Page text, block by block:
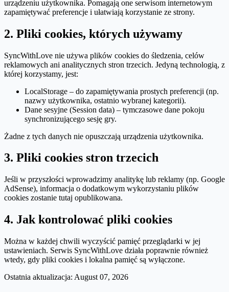
urządzeniu użytkownika. Pomagają one serwisom internetowym
zapamiętywać preferencje i ułatwiają korzystanie ze strony.
2. Pliki cookies, których używamy
SyncWithLove nie używa plików cookies do śledzenia, celów
reklamowych ani analitycznych stron trzecich. Jedyną technologią, z
której korzystamy, jest:
LocalStorage – do zapamiętywania prostych preferencji (np.
nazwy użytkownika, ostatnio wybranej kategorii).
Dane sesyjne (Session data) – tymczasowe dane pokoju
synchronizującego sesję gry.
Żadne z tych danych nie opuszczają urządzenia użytkownika.
3. Pliki cookies stron trzecich
Jeśli w przyszłości wprowadzimy analitykę lub reklamy (np. Google
AdSense), informacja o dodatkowym wykorzystaniu plików
cookies zostanie tutaj opublikowana.
4. Jak kontrolować pliki cookies
Można w każdej chwili wyczyścić pamięć przeglądarki w jej
ustawieniach. Serwis SyncWithLove działa poprawnie również
wtedy, gdy pliki cookies i lokalna pamięć są wyłączone.
Ostatnia aktualizacja: August 07, 2026